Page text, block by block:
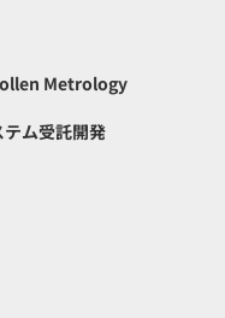
Metrology
ム受託開発